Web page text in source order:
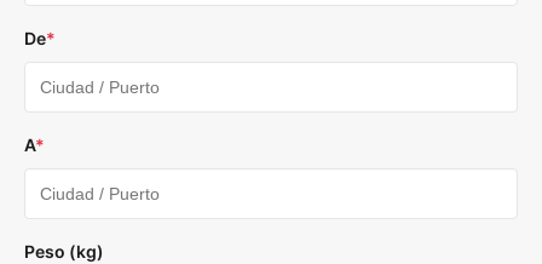
De*
A*
Peso (kg)